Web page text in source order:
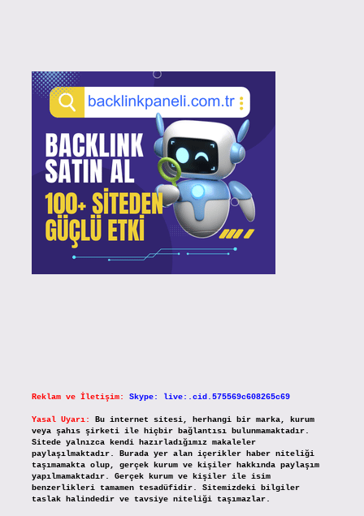
Reklam ve İletişim: Skype: live:.cid.575569c608265c69
Yasal Uyarı:
Bu internet sitesi, herhangi bir marka, kurum
veya şahıs şirketi ile hiçbir bağlantısı bulunmamaktadır.
Sitede yalnızca kendi hazırladığımız makaleler
paylaşılmaktadır. Burada yer alan içerikler haber niteliği
taşımamakta olup, gerçek kurum ve kişiler hakkında paylaşım
yapılmamaktadır. Gerçek kurum ve kişiler ile isim
benzerlikleri tamamen tesadüfidir. Sitemizdeki bilgiler
taslak halindedir ve tavsiye niteliği taşımazlar.